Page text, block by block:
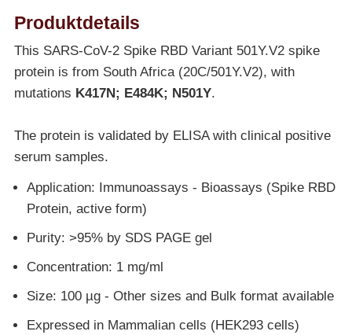
Produktdetails
This SARS-CoV-2 Spike RBD Variant 501Y.V2 spike
protein is from South Africa (20C/501Y.V2), with
mutations K417N; E484K; N501Y.
The protein is validated by ELISA with clinical positive
serum samples.
Application: Immunoassays - Bioassays (Spike RBD
Protein, active form)
Purity: >95% by SDS PAGE gel
Concentration: 1 mg/ml
Size: 100 µg - Other sizes and Bulk format available
Expressed in Mammalian cells (HEK293 cells)